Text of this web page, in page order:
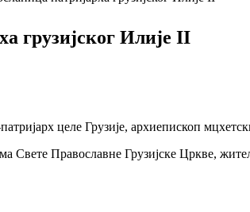
грузијског Илије II
целе Грузије, архиепископ
Свете Православне Грузијске Цркве,